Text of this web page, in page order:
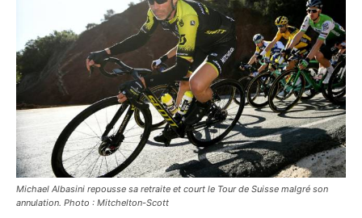
Michael Albasini repousse sa retraite et court le Tour de Suisse malgré son
annulation. Photo : Mitchelton-Scott